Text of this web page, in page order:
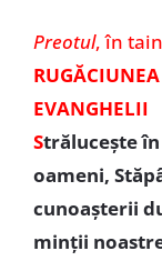
Preotul, în
EVANGHELII
Strălucește
oameni,
cunoașterii
minții